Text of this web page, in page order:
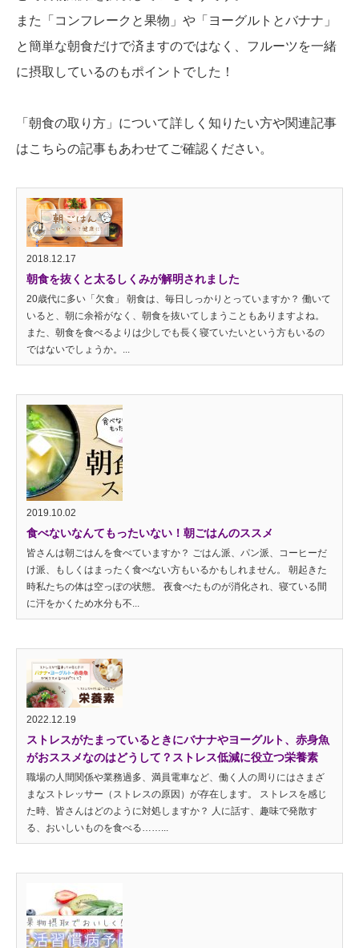
また「コンフレークと果物」や「ヨーグルトとバナナ」
と簡単な朝食だけで済ますのではなく、フルーツを一緒
に摂取しているのもポイントでした！
「朝食の取り方」について詳しく知りたい方や関連記事
はこちらの記事もあわせてご確認ください。
2018.12.17
朝食を抜くと太るしくみが解明されました
20歳代に多い「欠食」 朝食は、毎日しっかりとっていますか？ 働いて
いると、朝に余裕がなく、朝食を抜いてしまうこともありますよね。
また、朝食を食べるよりは少しでも長く寝ていたいという方もいるの
ではないでしょうか。...
2019.10.02
食べないなんてもったいない！朝ごはんのススメ
皆さんは朝ごはんを食べていますか？ ごはん派、パン派、コーヒーだ
け派、もしくはまったく食べない方もいるかもしれません。 朝起きた
時私たちの体は空っぽの状態。 夜食べたものが消化され、寝ている間
に汗をかくため水分も不...
2022.12.19
ストレスがたまっているときにバナナやヨーグルト、赤身魚
がおススメなのはどうして？ストレス低減に役立つ栄養素
職場の人間関係や業務過多、満員電車など、働く人の周りにはさまざ
まなストレッサー（ストレスの原因）が存在します。 ストレスを感じ
た時、皆さんはどのように対処しますか？ 人に話す、趣味で発散す
る、おいしいものを食べる……...